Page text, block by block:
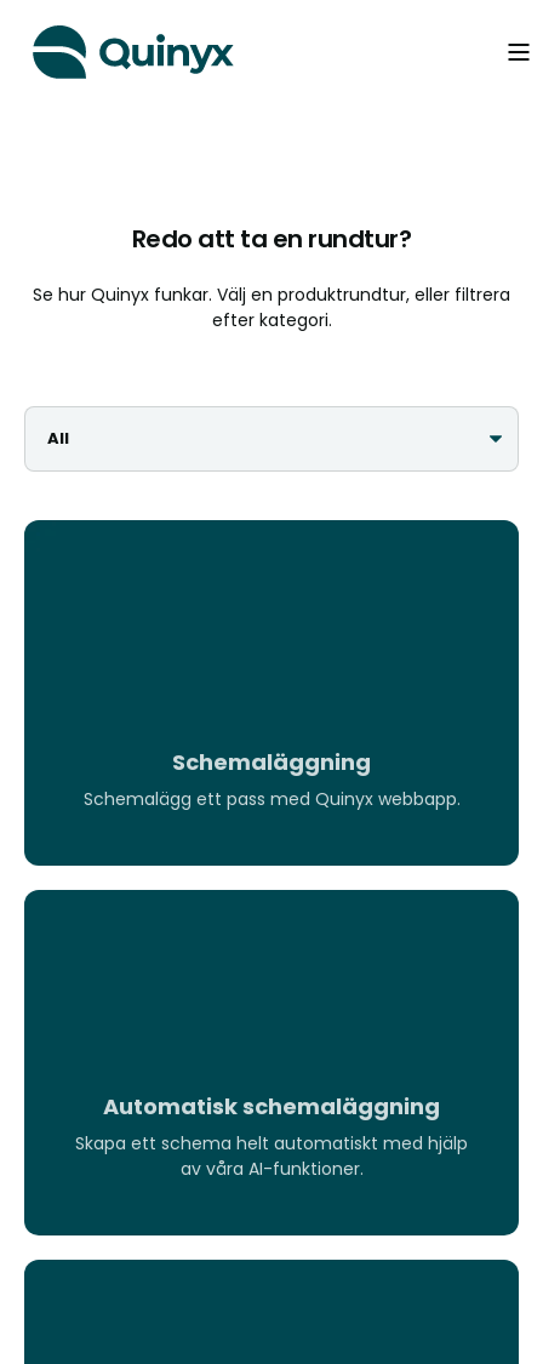
Redo att ta en rundtur?
Se hur Quinyx funkar. Välj en produktrundtur, eller filtrera
efter kategori.
Schemaläggning
Schemalägg ett pass med Quinyx webbapp.
Automatisk schemaläggning
Skapa ett schema helt automatiskt med hjälp
av våra AI-funktioner.